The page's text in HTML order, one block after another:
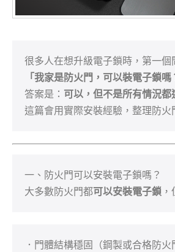
「我家是防火門，可以裝電子鎖嗎
答案是： 可以，但不是所有情況
這篇會用實際安裝經驗，整理防
一、防火門可以安裝電子鎖嗎？
大多數防火門都可以安裝電子鎖
．門體結構穩固（鋼製或合格防火